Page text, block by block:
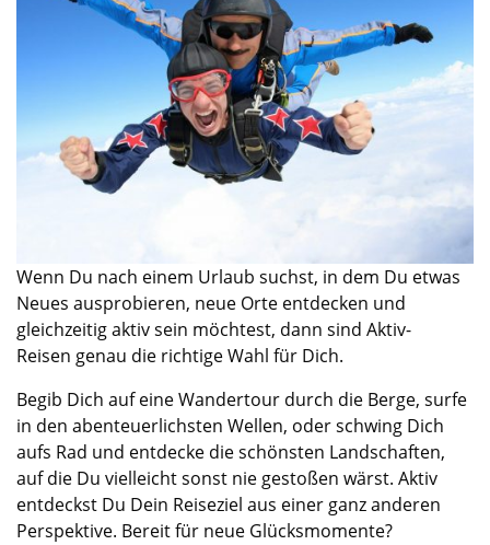
Wenn Du nach einem Urlaub suchst, in dem Du etwas
Neues ausprobieren, neue Orte entdecken und
gleichzeitig aktiv sein möchtest, dann sind Aktiv-
Reisen genau die richtige Wahl für Dich.
Begib Dich auf eine Wandertour durch die Berge, surfe
in den abenteuerlichsten Wellen, oder schwing Dich
aufs Rad und entdecke die schönsten Landschaften,
auf die Du vielleicht sonst nie gestoßen wärst. Aktiv
entdeckst Du Dein Reiseziel aus einer ganz anderen
Perspektive. Bereit für neue Glücksmomente?